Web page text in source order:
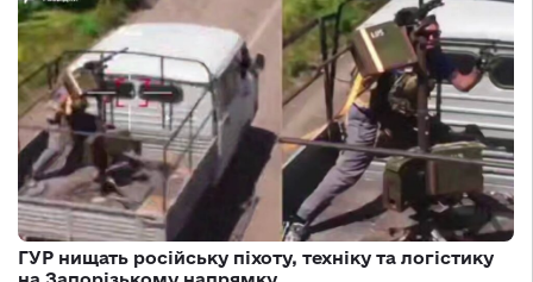
ГУР нищать російську піхоту, техніку та логістику